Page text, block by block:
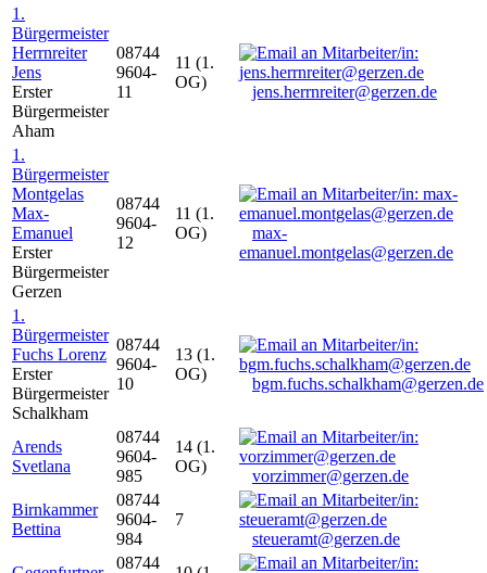
1.
Bürgermeister
Herrnreiter
Jens
Erster
Bürgermeister
Aham
08744
9604-
11
11 (1.
OG)
jens.herrnreiter@gerzen.de
1.
Bürgermeister
Montgelas
Max-
Emanuel
Erster
Bürgermeister
Gerzen
08744
9604-
12
11 (1.
OG)
max-
emanuel.montgelas@gerzen.de
1.
Bürgermeister
Fuchs Lorenz
Erster
Bürgermeister
Schalkham
08744
9604-
10
13 (1.
OG)
bgm.fuchs.schalkham@gerzen.de
Arends
Svetlana
08744
9604-
985
14 (1.
OG)
vorzimmer@gerzen.de
Birnkammer
Bettina
08744
9604-
984
7
steueramt@gerzen.de
08744